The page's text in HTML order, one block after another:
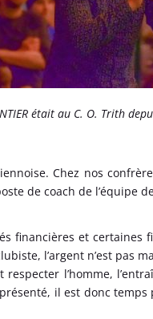
était au C. O. Trith
Chez nos
de coach de l’équipe
financières et
l’argent n’est pas
l’homme,
il est donc